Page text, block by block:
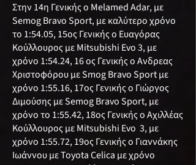
Στην 14η Γενικής ο Melamed Adar, με
Semog Bravo Sport, με καλύτερο χρόνο
το 1:54.05, 15ος Γενικής ο Ευαγόρας
Κούλλουρος με Mitsubishi Evο 3, με
χρόνο 1:54.24, 16 ος Γενικής ο Ανδρεας
Χριστοφόρου με Smog Bravo Sport με
χρόνο 1:55.16, 17ος Γενικής ο Γιώργος
Διμούσης με Semog Bravo Sport, με
χρόνο το 1:55.42, 18ος Γενικής o Αχιλλέας
Κούλλουρος με Mitsubishi Evο 3, με
χρόνο 1:55.72, 19ος Γενικής ο Γιαννάκης
Ιωάννου με Toyota Celica με χρόνο